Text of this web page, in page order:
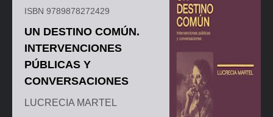
ISBN 9789878272429
UN DESTINO COMÚN.
INTERVENCIONES
PÚBLICAS Y
CONVERSACIONES
LUCRECIA MARTEL